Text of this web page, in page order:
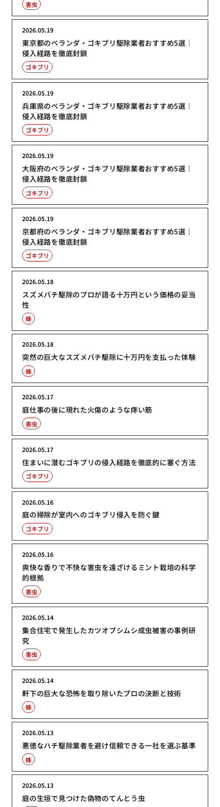
害虫
東京都のベランダ・ゴキブリ駆除業者おすすめ5選｜
侵入経路を徹底封鎖
2026.05.19
ゴキブリ
兵庫県のベランダ・ゴキブリ駆除業者おすすめ5選｜
侵入経路を徹底封鎖
2026.05.19
ゴキブリ
大阪府のベランダ・ゴキブリ駆除業者おすすめ5選｜
侵入経路を徹底封鎖
2026.05.19
ゴキブリ
京都府のベランダ・ゴキブリ駆除業者おすすめ5選｜
侵入経路を徹底封鎖
2026.05.19
ゴキブリ
スズメバチ駆除のプロが語る十万円という価格の妥当
性
2026.05.18
蜂
突然の巨大なスズメバチ駆除に十万円を支払った体験
2026.05.18
蜂
庭仕事の後に現れた火傷のような痒い筋
2026.05.17
害虫
住まいに潜むゴキブリの侵入経路を徹底的に塞ぐ方法
2026.05.17
ゴキブリ
庭の掃除が室内へのゴキブリ侵入を防ぐ鍵
2026.05.16
ゴキブリ
爽快な香りで不快な害虫を遠ざけるミント栽培の科学
的根拠
2026.05.16
害虫
集合住宅で発生したカツオブシムシ成虫被害の事例研
究
2026.05.14
害虫
軒下の巨大な恐怖を取り除いたプロの決断と技術
2026.05.14
蜂
悪徳なハチ駆除業者を避け信頼できる一社を選ぶ基準
2026.05.13
蜂
庭の生垣で見つけた偽物のてんとう虫
2026.05.13